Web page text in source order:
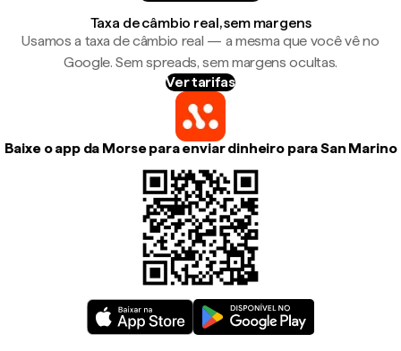
Taxa de câmbio real, sem margens
Usamos a taxa de câmbio real — a mesma que você vê no
Google. Sem spreads, sem margens ocultas.
Ver tarifas
Baixe o app da Morse para enviar dinheiro para San Marino